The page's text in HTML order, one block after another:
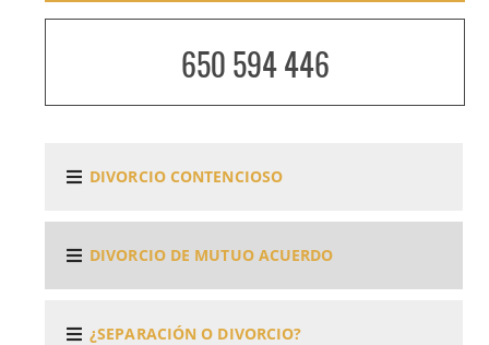
650 594 446
DIVORCIO CONTENCIOSO
DIVORCIO DE MUTUO ACUERDO
¿SEPARACIÓN O DIVORCIO?